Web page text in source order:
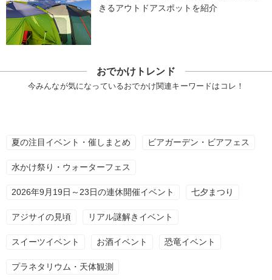
きるアウトドアスポットを紹介
おでかけトレンド
今みんなが気になっているおでかけ関連キーワードはコレ！
夏の注目イベント・催しまとめ ビアガーデン・ビアフェス
水かけ祭り・ウォーターフェス
2026年9月19日～23日の連休開催イベント 七夕まつり
アジサイの見頃 リアル謎解きイベント
スイーツイベント お酒イベント 恐竜イベント
プラネタリウム・天体観測